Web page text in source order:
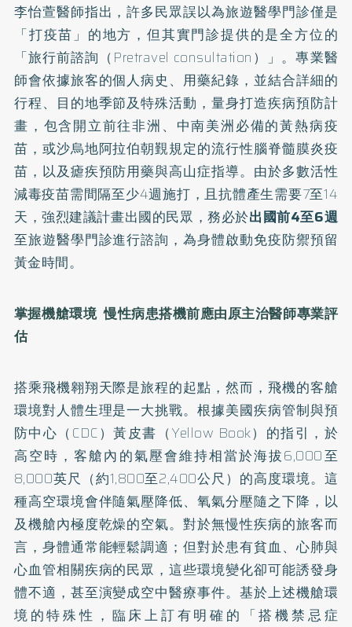
李怡萱醫師指出，許多民眾誤以為旅遊醫學門診僅是
「打疫苗」的地方，但其實門診提供的是全方位的
「旅行前諮詢（Pretravel consultation）」。專業醫
師會依據旅客的個人病史、用藥紀錄，並結合詳細的
行程、目的地季節及特殊活動，量身打造疾病預防計
畫，包含開立前往非洲、中南美洲必備的黃熱病疫
苗，或沙烏地阿拉伯朝覲規定的流行性腦脊髓膜炎疫
苗，以及瘧疾預防用藥與高山症指導。由於多數活性
減毒疫苗需間隔至少4週施打，且抗體產生需要7至14
天，強烈建議計畫出國的民眾，務必於出國前4至6週
至旅遊醫學門診進行諮詢，為身體啟動免疫防禦預留
黃金時間。
掌握機艙環境 慢性病患搭機前應由原主治醫師專業評
估
搭乘飛機翱翔天際是旅程的起點，然而，飛機的客艙
環境對人體生理是一大挑戰。根據美國疾病管制與預
防中心（CDC）黃皮書（Yellow Book）的指引，於
高空時，客艙內的氣壓會維持相當於海拔6,000至
8,000英尺（約1,800至2,400公尺）的高度環境。這
種高空環境會伴隨氣壓降低、氧氣分壓隨之下降，以
及機艙內極度乾燥的空氣。對於無慢性疾病的旅客而
言，身體通常能輕鬆調適；但對於患有貧血、心肺與
心血管相關疾病的民眾，這些環境變化卻可能誘發身
體不適，甚至演變成空中醫療事件。基於上述機艙環
境的特殊性，臨床上訂有明確的「搭機禁忌症